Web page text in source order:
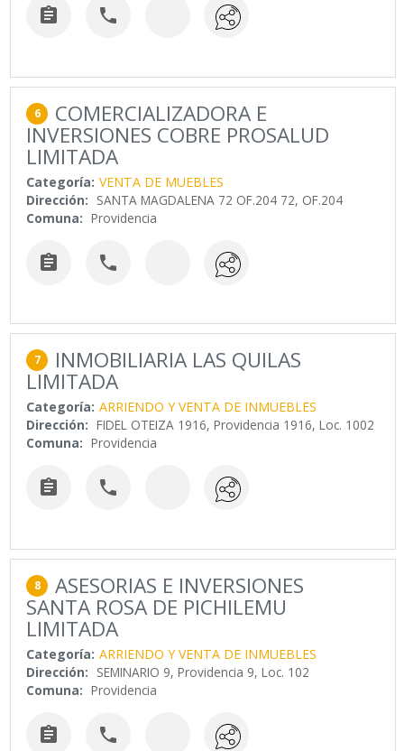
 
6 COMERCIALIZADORA E
INVERSIONES COBRE PROSALUD
LIMITADA
Categoría: VENTA DE MUEBLES
Dirección: SANTA MAGDALENA 72 OF.204 72, OF.204
Comuna: Providencia
 
7 INMOBILIARIA LAS QUILAS
LIMITADA
Categoría: ARRIENDO Y VENTA DE INMUEBLES
Dirección: FIDEL OTEIZA 1916, Providencia 1916, Loc. 1002
Comuna: Providencia
 
8 ASESORIAS E INVERSIONES
SANTA ROSA DE PICHILEMU
LIMITADA
Categoría: ARRIENDO Y VENTA DE INMUEBLES
Dirección: SEMINARIO 9, Providencia 9, Loc. 102
Comuna: Providencia
 